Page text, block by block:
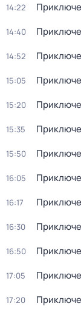
14:22
14:40
14:52
15:05
15:20
15:35
15:50
16:05
16:17
16:30
16:50
17:05
17:20